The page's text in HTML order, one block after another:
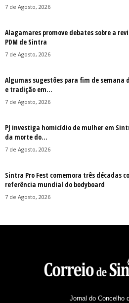
7 de Agosto, 2026
Alagamares promove debates sobre a
PDM de Sintra
7 de Agosto, 2026
Algumas sugestões para fim de semana
e tradição em...
7 de Agosto, 2026
PJ investiga homicídio de mulher em
da morte do...
7 de Agosto, 2026
Sintra Pro Fest comemora três décadas
referência mundial do bodyboard
7 de Agosto, 2026
Jornal do Concelho